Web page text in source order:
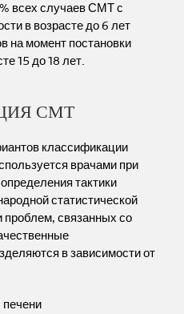
всех случаев СМТ с
в возрасте до 6 лет
на момент постановки
15 до 18 лет.
СМТ
классификации
врачами при
тактики
статистической
проблем, связанных со
в зависимости от